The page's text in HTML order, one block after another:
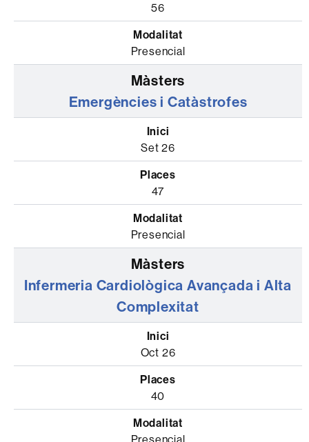
56
Presencial
Emergències i Catàstrofes
Set 26
47
Presencial
Infermeria Cardiològica Avançada i Alta
Complexitat
Oct 26
40
Presencial